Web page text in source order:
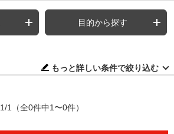
目的から探す
もっと詳しい条件で絞り込む
1/1 （全0件中1〜0件）